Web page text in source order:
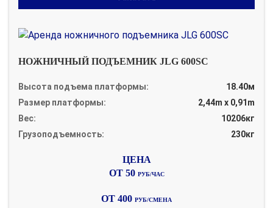
НОЖНИЧНЫЙ ПОДЪЕМНИК JLG 600SC
Высота подъема платформы:
18.40м
Размер платформы:
2,44m x 0,91m
Вес:
10206кг
Грузоподъемность:
230кг
ОТ 50 РУБ/ЧАС
ОТ 400 РУБ/СМЕНА